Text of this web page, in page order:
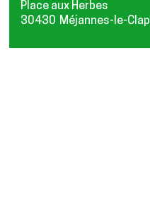
Place aux Herbes
30430 Méjannes-le-Clap